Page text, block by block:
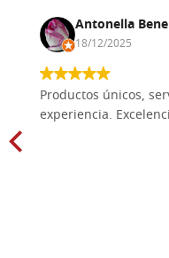
Antonella
18/12/2025
Productos únicos,
experiencia.